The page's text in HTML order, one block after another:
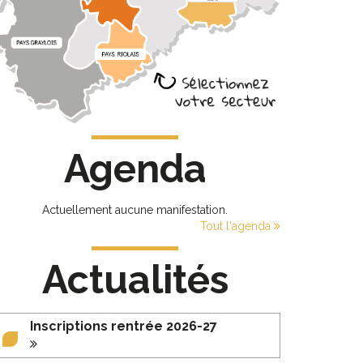
Agenda
Actuellement aucune manifestation.
Tout l'agenda
Actualités
Inscriptions rentrée 2026-27